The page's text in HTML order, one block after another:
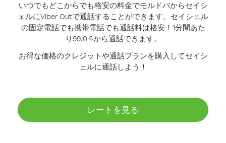
いつでもどこからでも格安の料金でモルドバからセイシ
ェルにViber Outで通話することができます。 セイシェル
の固定電話でも携帯電話でも通話料は格安！1分間あた
り99.0 ¢から通話できます。
お得な価格のクレジットや通話プランを購入してセイシ
ェルに通話しよう！
レートを見る